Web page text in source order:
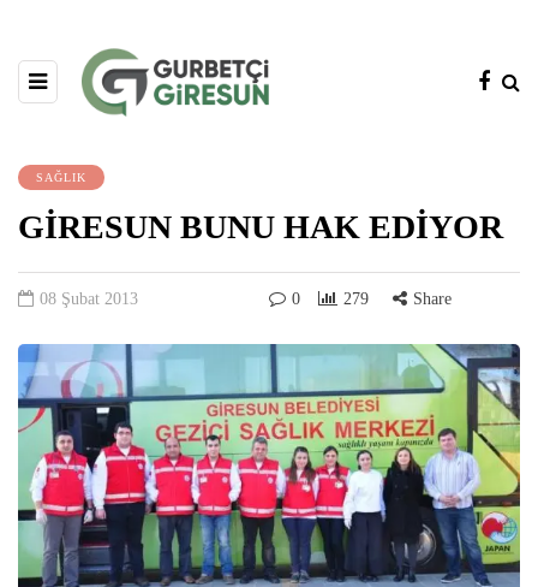
SAĞLIK
GİRESUN BUNU HAK EDİYOR
08 Şubat 2013 0 279 Share